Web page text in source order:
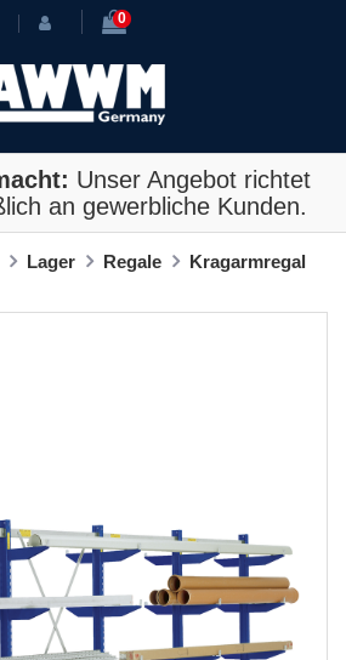
0
Unser Angebot richtet
an gewerbliche Kunden.
Lager Regale Kragarmregal